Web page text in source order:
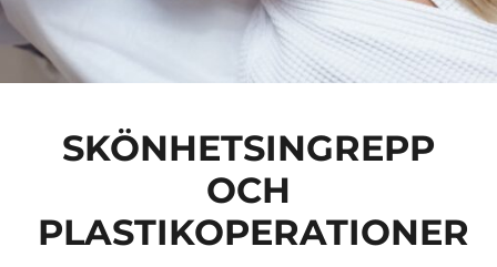
SKÖNHETSINGREPP
OCH
PLASTIKOPERATIONER